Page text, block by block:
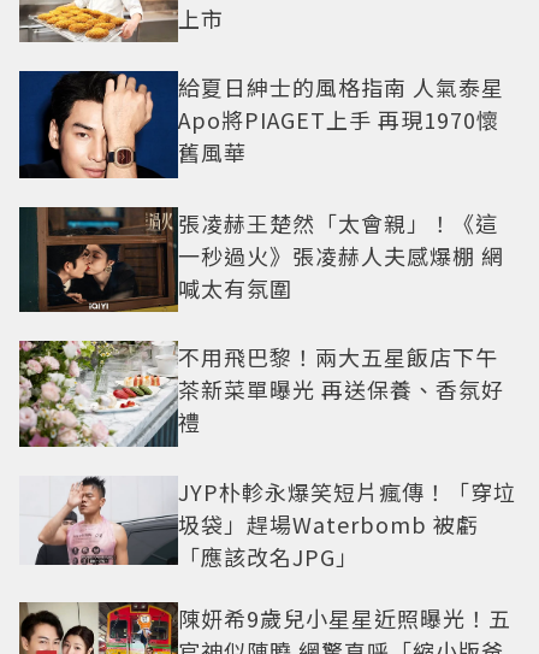
上市
給夏日紳士的風格指南 人氣泰星
Apo將PIAGET上手 再現1970懷
舊風華
張凌赫王楚然「太會親」！《這
一秒過火》張凌赫人夫感爆棚 網
喊太有氛圍
不用飛巴黎！兩大五星飯店下午
茶新菜單曝光 再送保養、香氛好
禮
JYP朴軫永爆笑短片瘋傳！「穿垃
圾袋」趕場Waterbomb 被虧
「應該改名JPG」
陳妍希9歲兒小星星近照曝光！五